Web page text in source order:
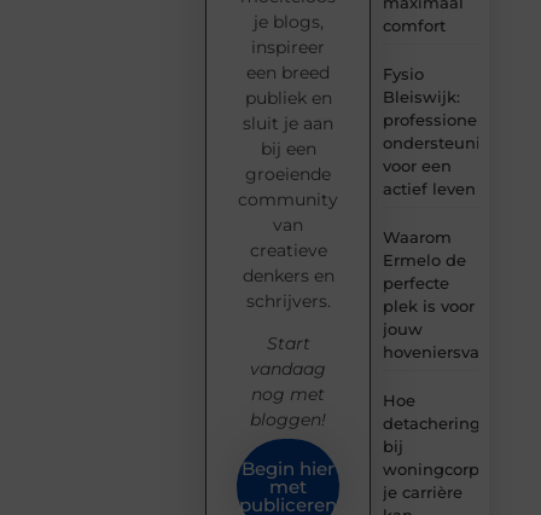
comfort
Fysio
Bleiswijk:
professionele
ondersteuning
voor een
actief leven
Waarom
Ermelo de
perfecte
plek is voor
jouw
Hoe
detachering
bij
woningcorporaties
je carrière
je blogs,
inspireer
een breed
publiek en
sluit je aan
bij een
groeiende
community
van
creatieve
denkers en
schrijvers.
Start
vandaag
nog met
bloggen!
Begin hier
met
publiceren